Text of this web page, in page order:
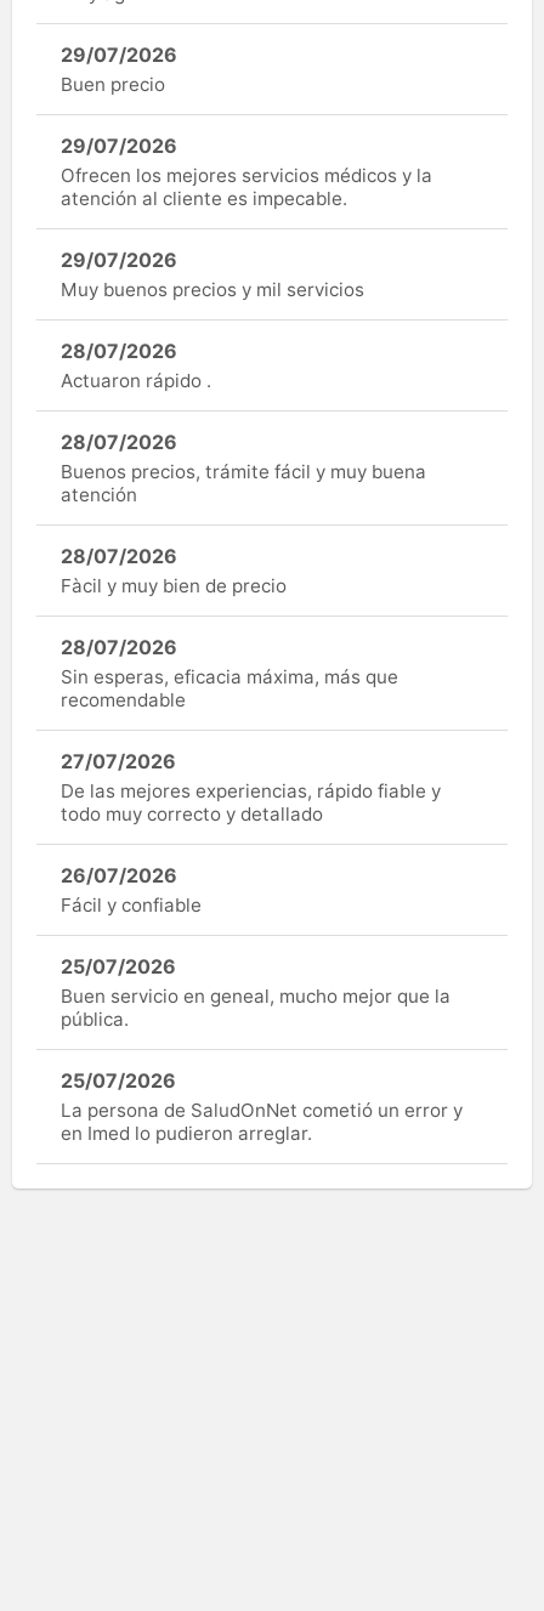
29/07/2026
Buen precio
29/07/2026
Ofrecen los mejores servicios médicos y la
atención al cliente es impecable.
29/07/2026
Muy buenos precios y mil servicios
28/07/2026
Actuaron rápido .
28/07/2026
Buenos precios, trámite fácil y muy buena
atención
28/07/2026
Fàcil y muy bien de precio
28/07/2026
Sin esperas, eficacia máxima, más que
recomendable
27/07/2026
De las mejores experiencias, rápido fiable y
todo muy correcto y detallado
26/07/2026
Fácil y confiable
25/07/2026
Buen servicio en geneal, mucho mejor que la
pública.
25/07/2026
La persona de SaludOnNet cometió un error y
en Imed lo pudieron arreglar.